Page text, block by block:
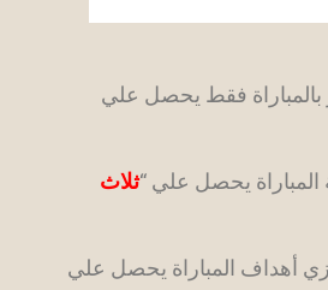
بالمباراة فقط يحصل علي
المباراة يحصل علي “ثلاث
أهداف المباراة يحصل علي